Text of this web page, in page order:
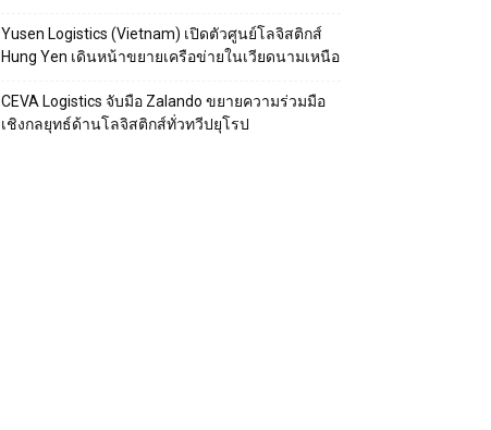
Yusen Logistics (Vietnam) เปิดตัวศูนย์โลจิสติกส์
Hung Yen เดินหน้าขยายเครือข่ายในเวียดนามเหนือ
CEVA Logistics จับมือ Zalando ขยายความร่วมมือ
เชิงกลยุทธ์ด้านโลจิสติกส์ทั่วทวีปยุโรป